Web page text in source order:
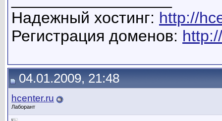
Надежный хостинг: http://
Регистрация доменов:
04.01.2009, 21:48
hcenter.ru
Лаборант